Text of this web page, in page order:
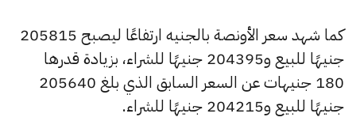
كما شهد سعر الأونصة بالجنيه ارتفاعًا ليصبح 205815
جنيهًا للبيع و204395 جنيهًا للشراء، بزيادة قدرها
180 جنيهات عن السعر السابق الذي بلغ 205640
جنيهًا للبيع و204215 جنيهًا للشراء.